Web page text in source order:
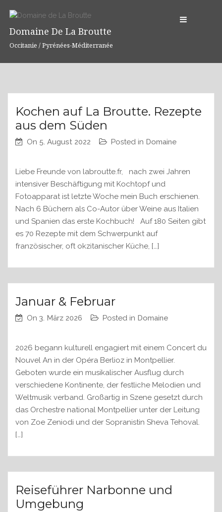
Domaine De La Broutte
Occitanie / Pyrénées-Méditerranée
B
L
O
G
Kochen auf La Broutte. Rezepte
aus dem Süden
On 5. August 2022 Posted in Domaine
Liebe Freunde von labroutte.fr, nach zwei Jahren
intensiver Beschäftigung mit Kochtopf und
Fotoapparat ist letzte Woche mein Buch erschienen.
Nach 6 Büchern als Co-Autor über Weine aus Italien
und Spanien das erste Kochbuch! Auf 180 Seiten gibt
es 70 Rezepte mit dem Schwerpunkt auf
französischer, oft okzitanischer Küche, […]
Januar & Februar
On 3. März 2026 Posted in Domaine
2026 begann kulturell engagiert mit einem Concert du
Nouvel An in der Opéra Berlioz in Montpellier.
Geboten wurde ein musikalischer Ausflug durch
verschiedene Kontinente, der festliche Melodien und
Weltmusik verband. Großartig in Szene gesetzt durch
das Orchestre national Montpellier unter der Leitung
von Zoe Zeniodi und der Sopranistin Sheva Tehoval.
[…]
Reiseführer Narbonne und
Umgebung